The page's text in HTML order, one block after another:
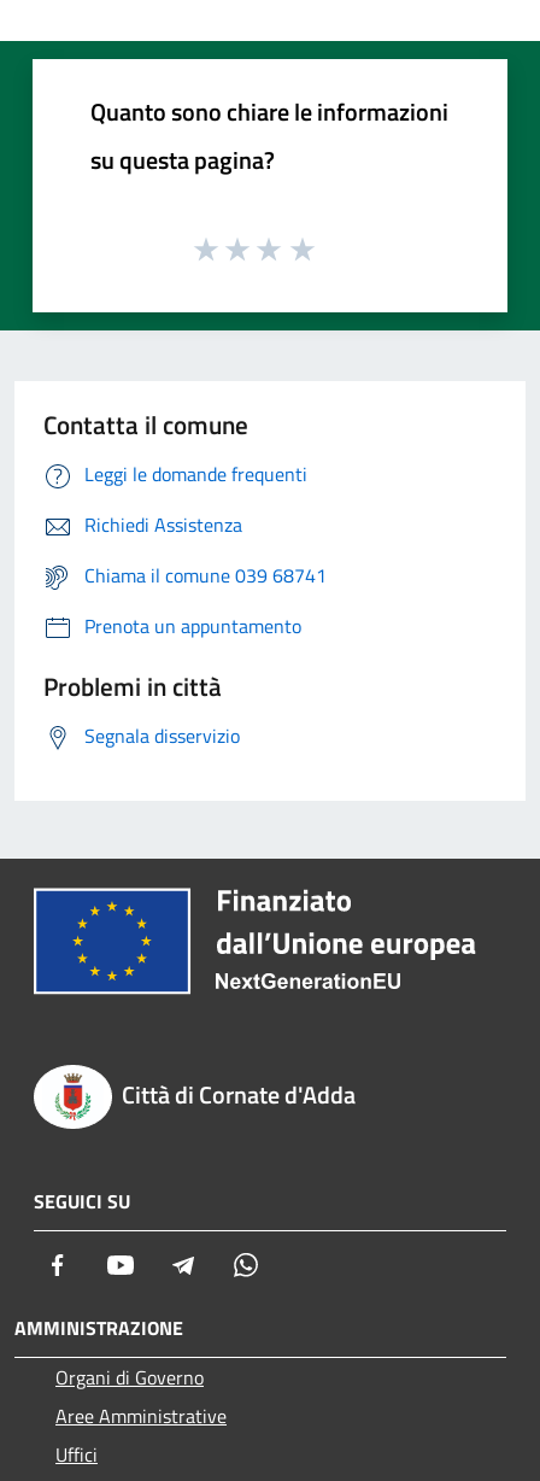
Quanto sono chiare le informazioni
su questa pagina?
Contatta il comune
Leggi le domande frequenti
Richiedi Assistenza
Chiama il comune 039 68741
Prenota un appuntamento
Problemi in città
Segnala disservizio
Città di Cornate d'Adda
SEGUICI SU
Facebook Youtube Telegram
AMMINISTRAZIONE
Organi di Governo
Aree Amministrative
Uffici